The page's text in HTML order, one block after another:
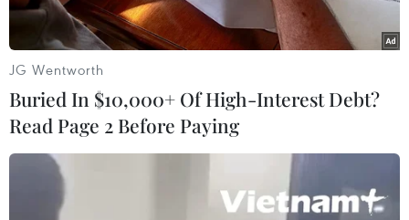
Tin nổi bật Du lịch
Đánh thức tiềm năng du lịch cộng đồng từ cánh
rừng ngập nước nguyên sơ duy nhất ở Đắk Lắk
Khách quốc tế đến Việt Nam
tăng 13,8% trong 7 tháng của năm 2026
JG Wentworth
Buried In $10,000+ Of High-Interest Debt?
Read Page 2 Before Paying